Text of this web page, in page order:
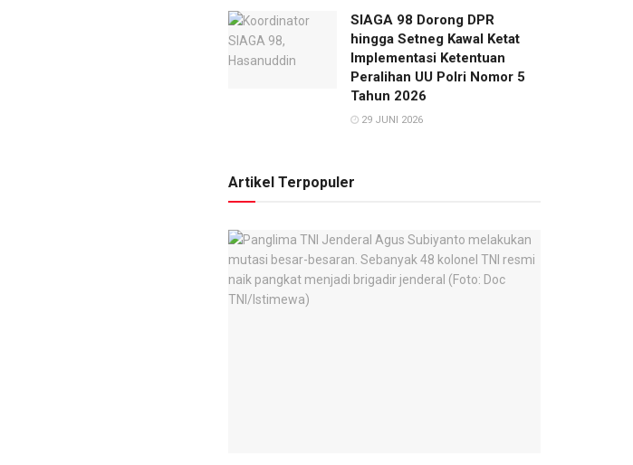
SIAGA 98 Dorong DPR
hingga Setneg Kawal Ketat
Implementasi Ketentuan
Peralihan UU Polri Nomor 5
Tahun 2026
29 JUNI 2026
Artikel Terpopuler